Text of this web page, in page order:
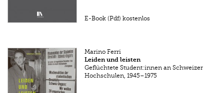
E-Book (Pdf) kostenlos
Marino Ferri
Leiden und leisten
Geflüchtete Student:innen an Schweizer
Hochschulen, 1945–1975